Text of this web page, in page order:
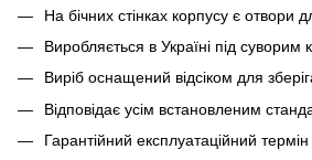
На бічних стінках корпусу є отвори
Виробляється в Україні під суворим
Виріб оснащений відсіком для
Відповідає усім встановленим
Гарантійний експлуатаційний